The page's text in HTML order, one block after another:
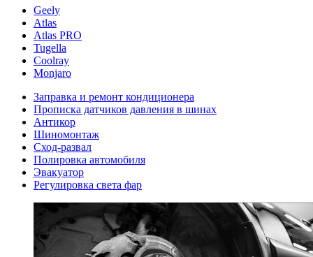
Geely
Atlas
Atlas PRO
Tugella
Coolray
Monjaro
Заправка и ремонт кондиционера
Прописка датчиков давления в шинах
Антикор
Шиномонтаж
Сход-развал
Полировка автомобиля
Эвакуатор
Регулировка света фар